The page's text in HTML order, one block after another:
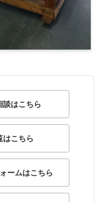
談はこちら
はこちら
ームはこちら